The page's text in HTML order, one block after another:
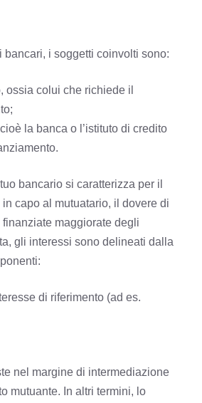
bancari, i soggetti coinvolti sono:
ossia colui che richiede il
la banca o l’istituto di credito
bancario si caratterizza per il
capo al mutuatario, il dovere di
maggiorate degli
gli interessi sono delineati dalla
di riferimento (ad es.
nel margine di intermediazione
mutuante. In altri termini, lo